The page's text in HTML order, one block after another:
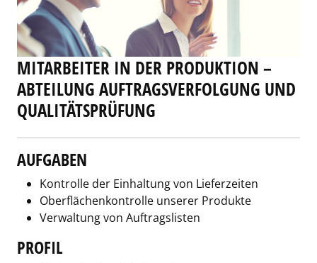
MITARBEITER IN DER PRODUKTION –
ABTEILUNG AUFTRAGSVERFOLGUNG UND
QUALITÄTSPRÜFUNG
AUFGABEN
Kontrolle der Einhaltung von Lieferzeiten
Oberflächenkontrolle unserer Produkte
Verwaltung von Auftragslisten
PROFIL